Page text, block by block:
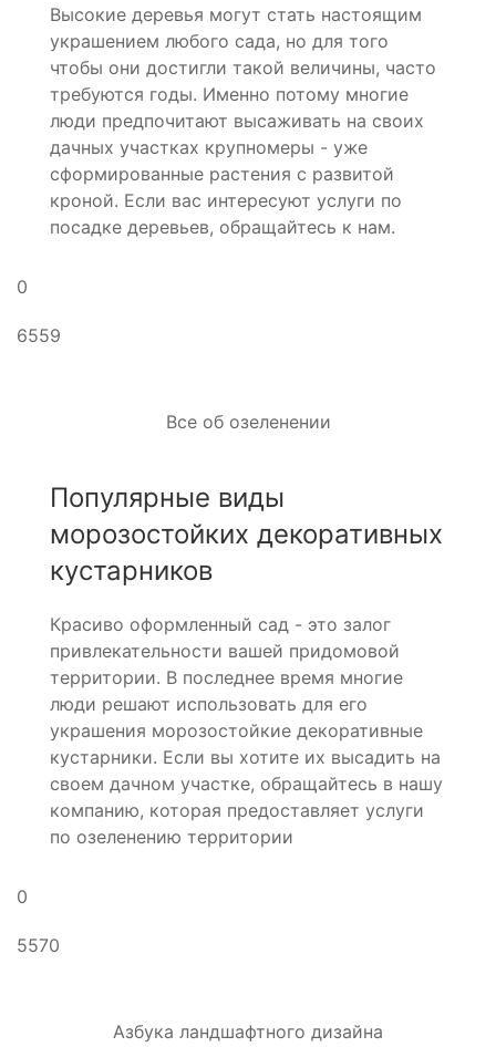
Высокие деревья могут стать настоящим
украшением любого сада, но для того
чтобы они достигли такой величины, часто
требуются годы. Именно потому многие
люди предпочитают высаживать на своих
дачных участках крупномеры - уже
сформированные растения с развитой
кроной. Если вас интересуют услуги по
посадке деревьев, обращайтесь к нам.
0
6559
Все об озеленении
Популярные виды
морозостойких декоративных
кустарников
Красиво оформленный сад - это залог
привлекательности вашей придомовой
территории. В последнее время многие
люди решают использовать для его
украшения морозостойкие декоративные
кустарники. Если вы хотите их высадить на
своем дачном участке, обращайтесь в нашу
компанию, которая предоставляет услуги
по озеленению территории
0
5570
Азбука ландшафтного дизайна